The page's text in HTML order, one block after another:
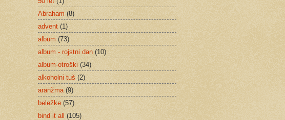
Abraham (8)
advent (1)
album (73)
album - rojstni dan (10)
album-otroški (34)
alkoholni tuš (2)
aranžma (9)
beležke (57)
bind it all (105)